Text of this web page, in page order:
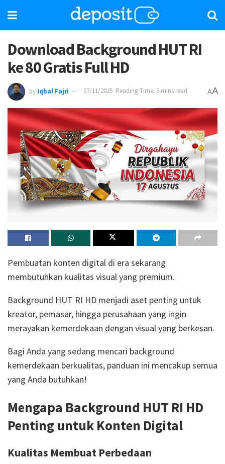
Download Background HUT RI
ke 80 Gratis Full HD
by Iqbal Fajri 07/11/2025 Reading Time: 5 mins read AA
Pembuatan konten digital di era sekarang
membutuhkan kualitas visual yang premium.
Background HUT RI HD menjadi aset penting untuk
kreator, pemasar, hingga perusahaan yang ingin
merayakan kemerdekaan dengan visual yang berkesan.
Bagi Anda yang sedang mencari background
kemerdekaan berkualitas, panduan ini mencakup semua
yang Anda butuhkan!
Mengapa Background HUT RI HD
Penting untuk Konten Digital
Kualitas Membuat Perbedaan